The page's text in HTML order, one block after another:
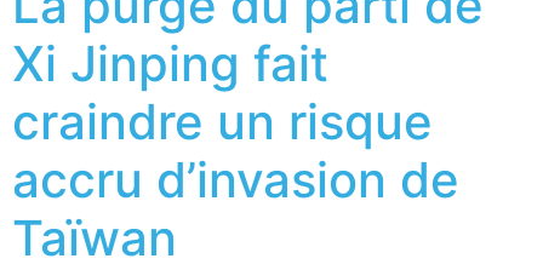
Xi Jinping fait
craindre un risque
accru d’invasion de
Taïwan